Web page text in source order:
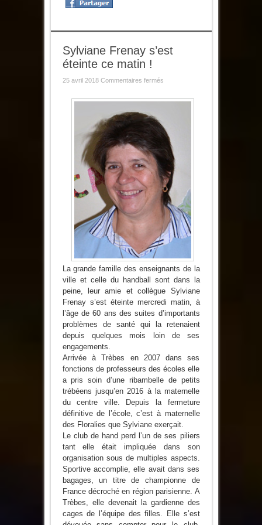
Sylviane Frenay s’est
éteinte ce matin !
25 avril 2018 Commentaires ferméssur
s’est
!
La grande famille des enseignants de la
ville et celle du handball sont dans la
peine, leur amie et collègue Sylviane
Frenay s’est éteinte mercredi matin, à
l’âge de 60 ans des suites d’importants
problèmes de santé qui la retenaient
depuis quelques mois loin de ses
engagements.
Arrivée à Trèbes en 2007 dans ses
fonctions de professeurs des écoles elle
a pris soin d’une ribambelle de petits
trébéens jusqu’en 2016 à la maternelle
du centre ville. Depuis la fermeture
définitive de l’école, c’est à maternelle
des Floralies que Sylviane exerçait.
Le club de hand perd l’un de ses piliers
tant elle était impliquée dans son
organisation sous de multiples aspects.
Sportive accomplie, elle avait dans ses
bagages, un titre de championne de
France décroché en région parisienne. A
Trèbes, elle devenait la gardienne des
cages de l’équipe des filles. Elle s’est